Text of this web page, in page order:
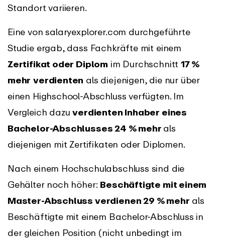
Standort variieren.
Eine von salaryexplorer.com durchgeführte
Studie ergab, dass Fachkräfte mit einem
Zertifikat oder Diplom im Durchschnitt 17 %
mehr verdienten als diejenigen, die nur über
einen Highschool-Abschluss verfügten. Im
Vergleich dazuverdienten Inhaber eines
Bachelor-Abschlusses 24 % mehr als
diejenigen mit Zertifikaten oder Diplomen.
Nach einem Hochschulabschluss sind die
Gehälter noch höher: Beschäftigte mit einem
Master-Abschluss verdienen 29 % mehr als
Beschäftigte mit einem Bachelor-Abschluss in
der gleichen Position (nicht unbedingt im